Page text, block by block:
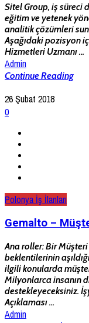
Sitel Group, iş süreci
eğitim ve yetenek
analitik çözümleri
Aşağıdaki pozisyon
Hizmetleri Uzmanı ...
Admin
Continue Reading
26 Şubat 2018
0
Polonya İş İlanları
Gemalto –
Ana roller: Bir
beklentilerinin
ilgili konularda
Milyonlarca insanın
destekleyeceksiniz.
Açıklaması ...
Admin